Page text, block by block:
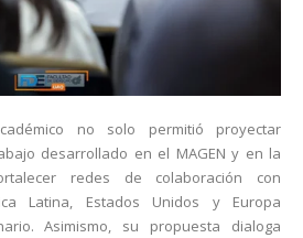
no solo permitió proyectar
desarrollado en el MAGEN y en la
redes de colaboración con
Latina, Estados Unidos y Europa
Asimismo, su propuesta dialoga